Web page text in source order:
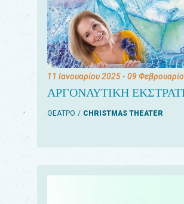
11 Ιανουαρίου 2025- 09
ΑΡΓΟΝΑΥΤΙΚΗ
ΘΕΑΤΡΟ CHRISTMAS THEATER